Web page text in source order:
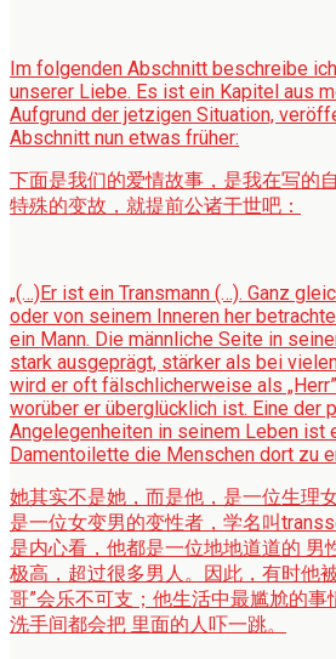
Im folgenden Abschnitt beschreibe
unserer Liebe. Es ist ein Kapitel aus
Aufgrund der jetzigen Situation,
Abschnitt nun etwas früher:
下面是我们的爱情故事，是我在写的
特殊的变故，就提前公诸于世吧：
„(…)Er ist ein Transmann (…). Ganz
oder von seinem Inneren her
ein Mann. Die männliche Seite in
stark ausgeprägt, stärker als bei
wird er oft fälschlicherweise als
worüber er überglücklich ist. Eine der
Angelegenheiten in seinem Leben ist
Damentoilette die Menschen dort zu
她其实不是她，而是他，是一位生理
是一位女变男的变性者，学名叫
是内心看，他都是一位地地道道的 男
极高，超过很多男人。因此，有时他
哥”会乐不可支；他生活中最尴尬的
洗手间都会把 里面的人吓一跳。